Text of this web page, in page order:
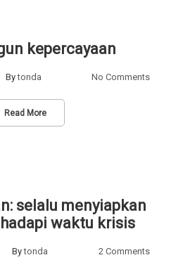
kepercayaan
Bytonda No Comments
Read More
selalu menyiapkan
waktu krisis
Bytonda 2 Comments